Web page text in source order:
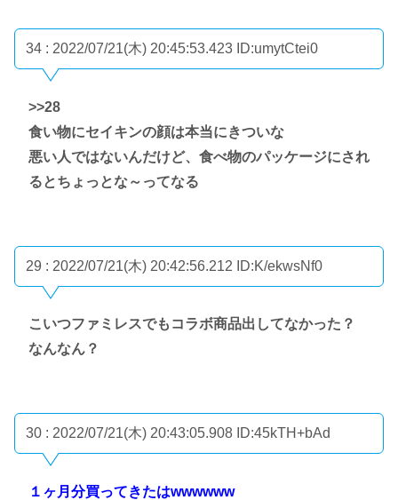
34 : 2022/07/21(木) 20:45:53.423 ID:umytCtei0
>>28
食い物にセイキンの顔は本当にきついな
悪い人ではないんだけど、食べ物のパッケージにされ
るとちょっとな～ってなる
29 : 2022/07/21(木) 20:42:56.212 ID:K/ekwsNf0
こいつファミレスでもコラボ商品出してなかった？
なんなん？
30 : 2022/07/21(木) 20:43:05.908 ID:45kTH+bAd
１ヶ月分買ってきたはwwwwww